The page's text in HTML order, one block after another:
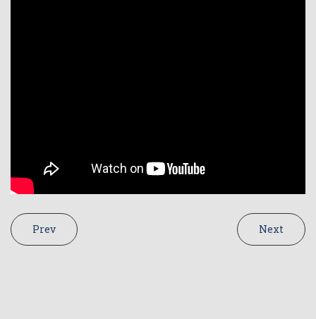
Prev Next